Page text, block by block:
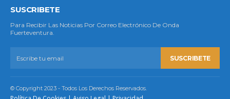
SUSCRIBETE
Para Recibir Las Noticias Por Correo Electrónico De Onda
Fuerteventura.
SUSCRIBETE
© Copyright 2023 - Todos Los Derechos Reservados.